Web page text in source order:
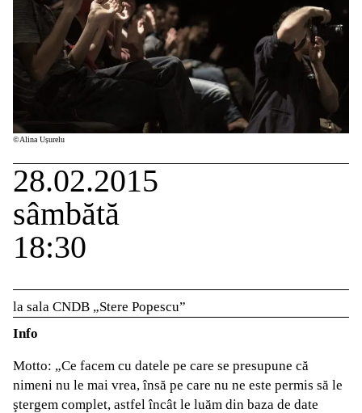
©Alina Ușurelu
28.02.2015
sâmbătă
18:30
la sala CNDB „Stere Popescu”
Info
Motto: „Ce facem cu datele pe care se presupune că
nimeni nu le mai vrea, însă pe care nu ne este permis să le
ştergem complet, astfel încât le luăm din baza de date